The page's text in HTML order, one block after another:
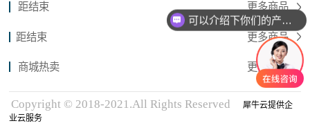
距结束 更多商品
距结束 更多商品
商城热卖 更多商品
Copyright © 2018-2021.All Rights Reserved
犀牛云提供企
业云服务
可以介绍下你们的产品么？